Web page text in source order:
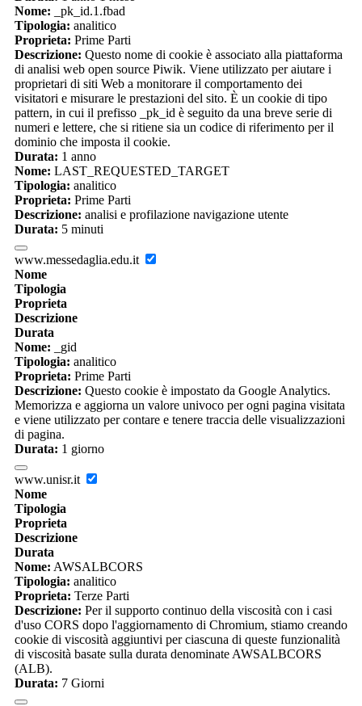
Nome: _pk_id.1.fbad
Tipologia: analitico
Proprieta: Prime Parti
Descrizione: Questo nome di cookie è associato alla piattaforma
di analisi web open source Piwik. Viene utilizzato per aiutare i
proprietari di siti Web a monitorare il comportamento dei
visitatori e misurare le prestazioni del sito. È un cookie di tipo
pattern, in cui il prefisso _pk_id è seguito da una breve serie di
numeri e lettere, che si ritiene sia un codice di riferimento per il
dominio che imposta il cookie.
Durata: 1 anno
Nome: LAST_REQUESTED_TARGET
Tipologia: analitico
Proprieta: Prime Parti
Descrizione: analisi e profilazione navigazione utente
Durata: 5 minuti
www.messedaglia.edu.it
Nome
Tipologia
Proprieta
Descrizione
Durata
Nome: _gid
Tipologia: analitico
Proprieta: Prime Parti
Descrizione: Questo cookie è impostato da Google Analytics.
Memorizza e aggiorna un valore univoco per ogni pagina visitata
e viene utilizzato per contare e tenere traccia delle visualizzazioni
di pagina.
Durata: 1 giorno
www.unisr.it
Nome
Tipologia
Proprieta
Descrizione
Durata
Nome: AWSALBCORS
Tipologia: analitico
Proprieta: Terze Parti
Descrizione: Per il supporto continuo della viscosità con i casi
d'uso CORS dopo l'aggiornamento di Chromium, stiamo creando
cookie di viscosità aggiuntivi per ciascuna di queste funzionalità
di viscosità basate sulla durata denominate AWSALBCORS
(ALB).
Durata: 7 Giorni